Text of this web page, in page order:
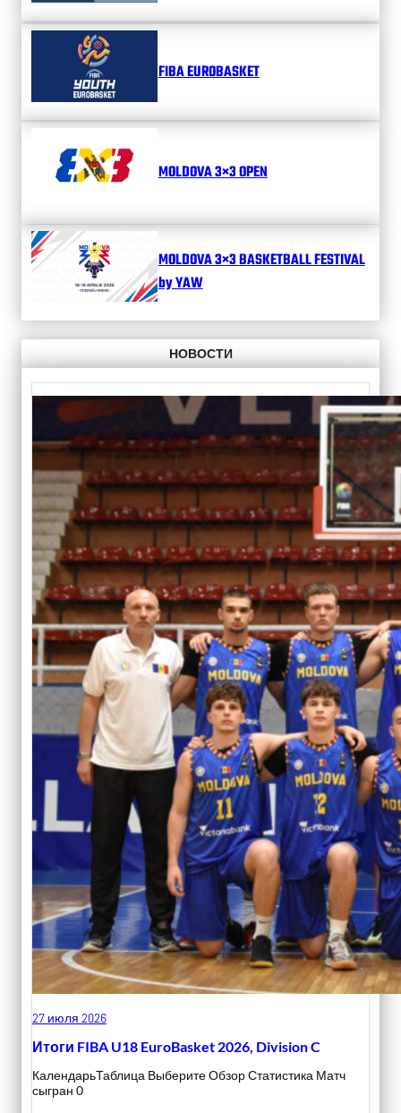
FIBA EUROBASKET
MOLDOVA 3×3 OPEN
MOLDOVA 3×3 BASKETBALL FESTIVAL
by YAW
НОВОСТИ
27 июля 2026
Итоги FIBA U18 EuroBasket 2026, Division C
КалендарьТаблица Выберите Обзор Статистика Матч
сыгран 0